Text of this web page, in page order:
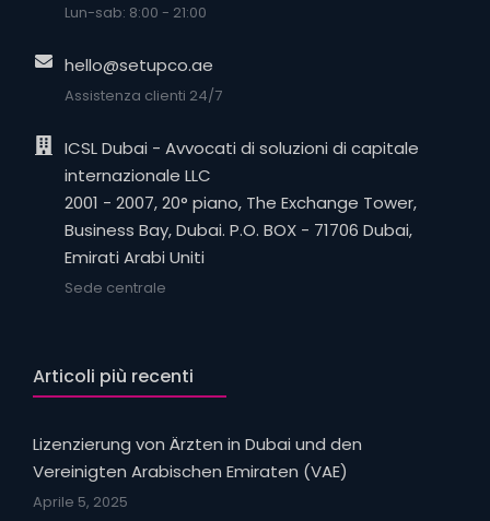
Lun-sab: 8:00 - 21:00
hello@setupco.ae
Assistenza clienti 24/7
ICSL Dubai - Avvocati di soluzioni di capitale
internazionale LLC
2001 - 2007, 20° piano, The Exchange Tower,
Business Bay, Dubai. P.O. BOX - 71706 Dubai,
Emirati Arabi Uniti
Sede centrale
Articoli più recenti
Lizenzierung von Ärzten in Dubai und den
Vereinigten Arabischen Emiraten (VAE)
Aprile 5, 2025